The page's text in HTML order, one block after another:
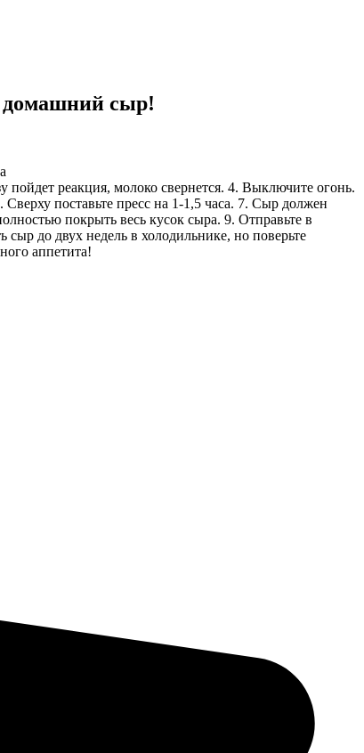
домашний сыр!
реакция, молоко свернется. 4. Выключите огонь.
поставьте пресс на 1-1,5 часа. 7. Сыр должен
покрыть весь кусок сыра. 9. Отправьте в
до двух недель в холодильнике, но поверьте
аппетита!